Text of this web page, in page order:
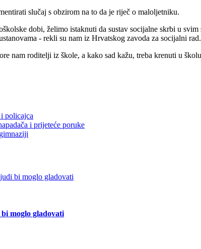
slučaj s obzirom na to da je riječ o maloljetniku.
dobi, želimo istaknuti da sustav socijalne skrbi u
- rekli su nam iz Hrvatskog zavoda za socijalni rad.
nam roditelji iz škole, a kako sad kažu, treba krenuti u
policajca
i prijeteće poruke
moglo gladovati